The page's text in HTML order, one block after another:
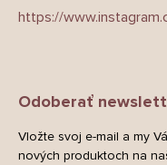
https://
Odoberať
Vložte svoj e-mail a my
nových produktoch na